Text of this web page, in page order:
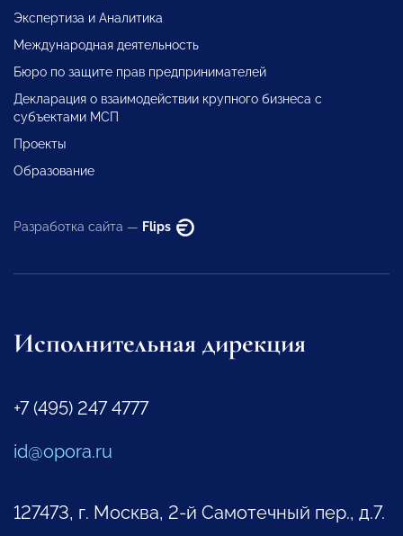
Экспертиза и Аналитика
Международная деятельность
Бюро по защите прав предпринимателей
Декларация о взаимодействии крупного бизнеса с
субъектами МСП
Проекты
Образование
Разработка сайта — Flips
Исполнительная дирекция
+7 (495) 247 4777
id@opora.ru
127473, г. Москва, 2-й Самотечный пер., д.7.